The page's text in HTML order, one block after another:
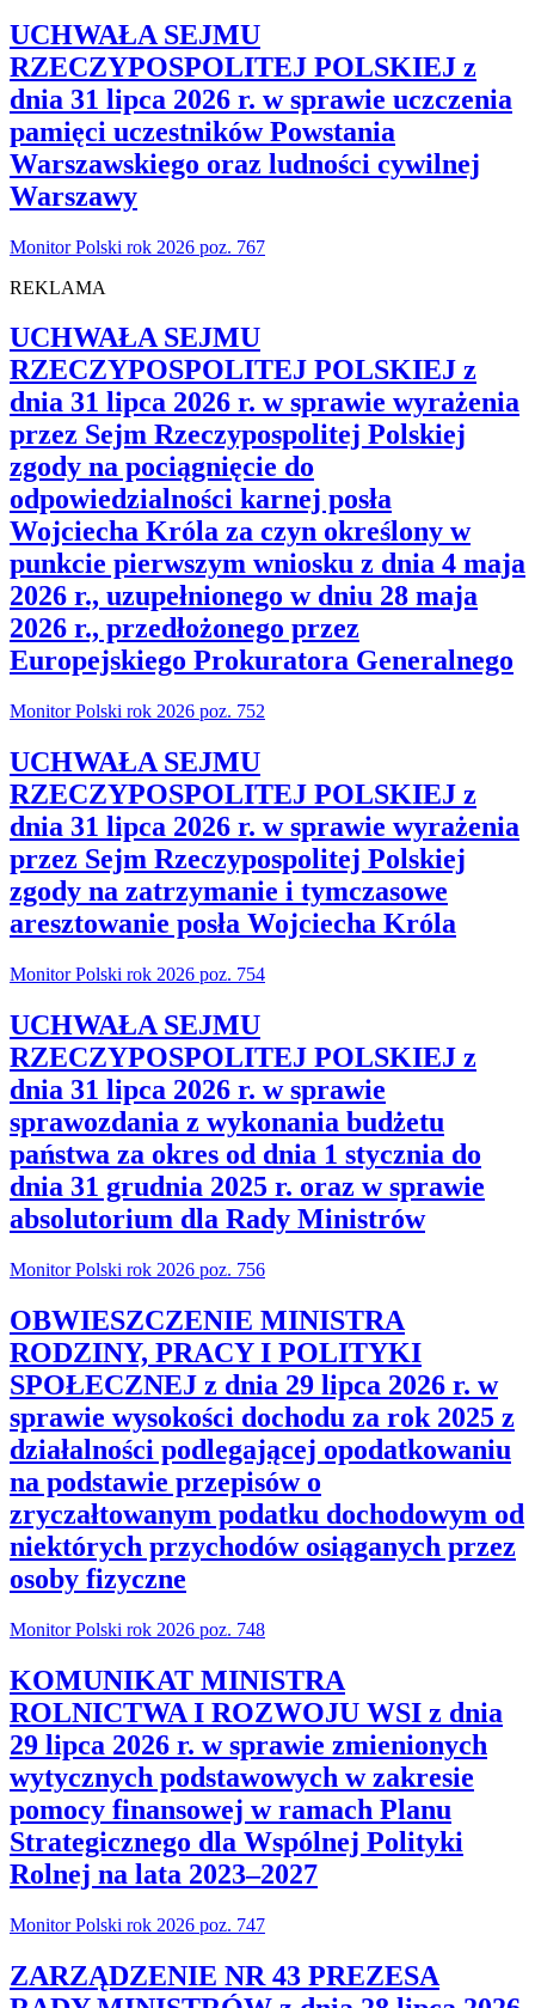
UCHWAŁA SEJMU
RZECZYPOSPOLITEJ POLSKIEJ z
dnia 31 lipca 2026 r. w sprawie uczczenia
pamięci uczestników Powstania
Warszawskiego oraz ludności cywilnej
Warszawy
Monitor Polski rok 2026 poz. 767
REKLAMA
UCHWAŁA SEJMU
RZECZYPOSPOLITEJ POLSKIEJ z
dnia 31 lipca 2026 r. w sprawie wyrażenia
przez Sejm Rzeczypospolitej Polskiej
zgody na pociągnięcie do
odpowiedzialności karnej posła
Wojciecha Króla za czyn określony w
punkcie pierwszym wniosku z dnia 4 maja
2026 r., uzupełnionego w dniu 28 maja
2026 r., przedłożonego przez
Europejskiego Prokuratora Generalnego
Monitor Polski rok 2026 poz. 752
UCHWAŁA SEJMU
RZECZYPOSPOLITEJ POLSKIEJ z
dnia 31 lipca 2026 r. w sprawie wyrażenia
przez Sejm Rzeczypospolitej Polskiej
zgody na zatrzymanie i tymczasowe
aresztowanie posła Wojciecha Króla
Monitor Polski rok 2026 poz. 754
UCHWAŁA SEJMU
RZECZYPOSPOLITEJ POLSKIEJ z
dnia 31 lipca 2026 r. w sprawie
sprawozdania z wykonania budżetu
państwa za okres od dnia 1 stycznia do
dnia 31 grudnia 2025 r. oraz w sprawie
absolutorium dla Rady Ministrów
Monitor Polski rok 2026 poz. 756
OBWIESZCZENIE MINISTRA
RODZINY, PRACY I POLITYKI
SPOŁECZNEJ z dnia 29 lipca 2026 r. w
sprawie wysokości dochodu za rok 2025 z
działalności podlegającej opodatkowaniu
na podstawie przepisów o
zryczałtowanym podatku dochodowym od
niektórych przychodów osiąganych przez
osoby fizyczne
Monitor Polski rok 2026 poz. 748
KOMUNIKAT MINISTRA
ROLNICTWA I ROZWOJU WSI z dnia
29 lipca 2026 r. w sprawie zmienionych
wytycznych podstawowych w zakresie
pomocy finansowej w ramach Planu
Strategicznego dla Wspólnej Polityki
Rolnej na lata 2023–2027
Monitor Polski rok 2026 poz. 747
ZARZĄDZENIE NR 43 PREZESA